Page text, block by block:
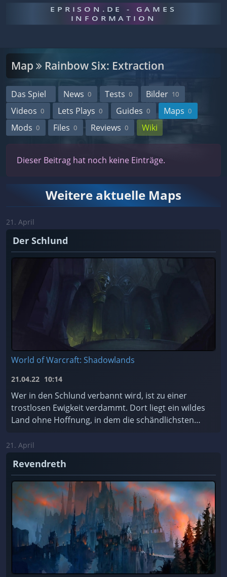
EPRISON.DE - GAMES
INFORMATION
Map Rainbow Six: Extraction
Das Spiel News 0 Tests 0 Bilder 10
Videos 0 Lets Plays 0 Guides 0 Maps 0
Mods 0 Files 0 Reviews 0 Wiki
Dieser Beitrag hat noch keine Einträge.
Weitere aktuelle Maps
21. April
Der Schlund
World of Warcraft: Shadowlands
21.04.22 10:14
Wer in den Schlund verbannt wird, ist zu einer
trostlosen Ewigkeit verdammt. Dort liegt ein wildes
Land ohne Hoffnung, in dem die schändlichsten
Soll ...
21. April
Revendreth